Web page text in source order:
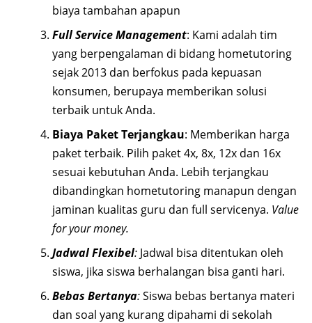
biaya tambahan apapun
Full Service Management: Kami adalah tim
yang berpengalaman di bidang hometutoring
sejak 2013 dan berfokus pada kepuasan
konsumen, berupaya memberikan solusi
terbaik untuk Anda.
Biaya Paket Terjangkau: Memberikan harga
paket terbaik. Pilih paket 4x, 8x, 12x dan 16x
sesuai kebutuhan Anda. Lebih terjangkau
dibandingkan hometutoring manapun dengan
jaminan kualitas guru dan full servicenya. Value
for your money.
Jadwal Flexibel: Jadwal bisa ditentukan oleh
siswa, jika siswa berhalangan bisa ganti hari.
Bebas Bertanya:Siswa bebas bertanya materi
dan soal yang kurang dipahami di sekolah